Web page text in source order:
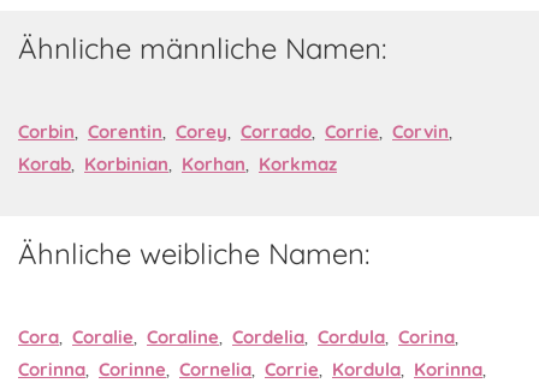
Ähnliche männliche Namen:
Corbin, Corentin, Corey, Corrado, Corrie, Corvin,
Korab, Korbinian, Korhan, Korkmaz
Ähnliche weibliche Namen:
Cora, Coralie, Coraline, Cordelia, Cordula, Corina,
Corinna, Corinne, Cornelia, Corrie, Kordula, Korinna,